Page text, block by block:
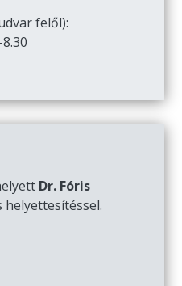
felől):
Dr. Fóris